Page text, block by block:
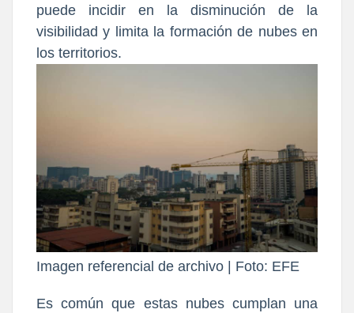
puede incidir en la disminución de la
visibilidad y limita la formación de nubes en
los territorios.
Imagen referencial de archivo | Foto: EFE
Es común que estas nubes cumplan una